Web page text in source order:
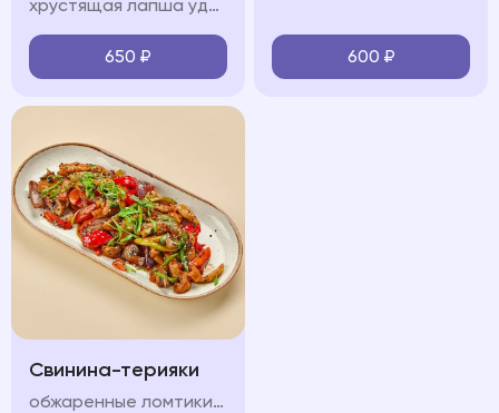
хрустящая лапша удон, королевские креветки, кальмары, мидии, красный лук, болгарский перец, шампиньоны, морковь, кабачок, лук перо, кинза, соус "вок", свежая зелень, кунжут
650 ₽ 600 ₽
Свинина-терияки
обжаренные ломтики свинины, красный лук, болгарский перец, шампиньон, морковь, кабачок, соус терияки, лук перо, кинза